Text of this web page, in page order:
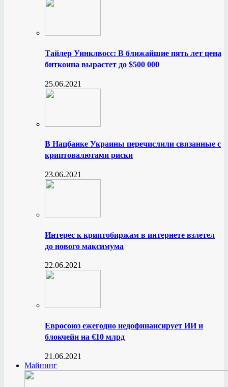
Тайлер Уинклвосс: В ближайшие пять лет цена
биткоина вырастет до $500 000
25.06.2021
В Нацбанке Украины перечислили связанные с
криптовалютами риски
23.06.2021
Интерес к криптобиржам в интернете взлетел
до нового максимума
22.06.2021
Евросоюз ежегодно недофинансирует ИИ и
блокчейн на €10 млрд
21.06.2021
Майнинг